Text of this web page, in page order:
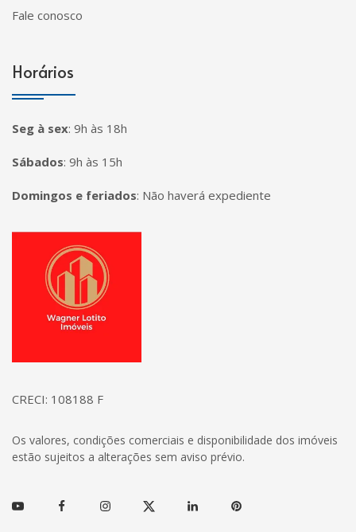
Fale conosco
Horários
Seg à sex: 9h às 18h
Sábados: 9h às 15h
Domingos e feriados: Não haverá expediente
Página inicial
CRECI: 108188 F
Os valores, condições comerciais e disponibilidade dos imóveis
estão sujeitos a alterações sem aviso prévio.
Youtube FacebookInstagramTwitter Linkedin Pinterest